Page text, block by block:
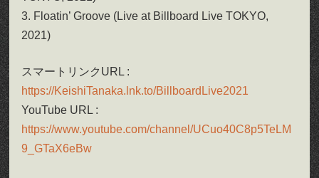
3. Floatin’ Groove (Live at Billboard Live TOKYO,
2021)
スマートリンクURL :
https://KeishiTanaka.lnk.to/BillboardLive2021
YouTube URL :
https://www.youtube.com/channel/UCuo40C8p5TeLM
9_GTaX6eBw